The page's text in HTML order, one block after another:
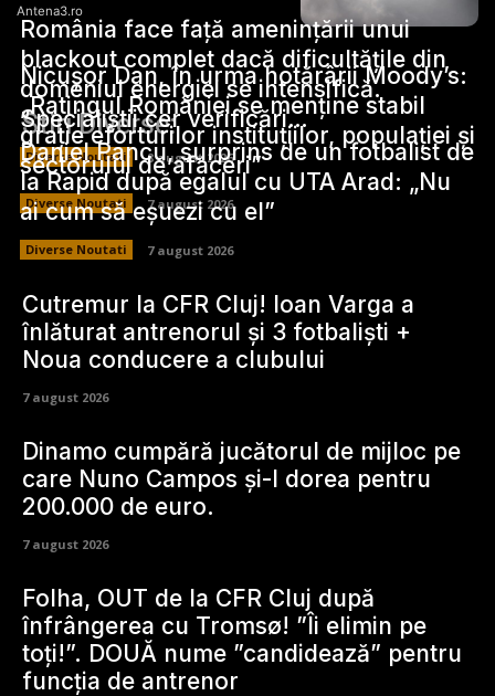
Antena3.ro
Stiri Diverse:
România face față amenințării unui
blackout complet dacă dificultățile din
domeniul energiei se intensifică.
Specialiștii cer verificări…
Diverse Noutati 8 august 2026
Nicușor Dan, în urma hotărârii Moody’s:
„Ratingul României se menține stabil
grație eforturilor instituțiilor, populației și
sectorului de afaceri”
Diverse Noutati 7 august 2026
Daniel Pancu, surprins de un fotbalist de
la Rapid după egalul cu UTA Arad: „Nu
ai cum să eșuezi cu el”
Diverse Noutati 7 august 2026
Cutremur la CFR Cluj! Ioan Varga a
înlăturat antrenorul și 3 fotbaliști +
Noua conducere a clubului
7 august 2026
Dinamo cumpără jucătorul de mijloc pe
care Nuno Campos și-l dorea pentru
200.000 de euro.
7 august 2026
Folha, OUT de la CFR Cluj după
înfrângerea cu Tromsø! ”Îi elimin pe
toți!”. DOUĂ nume ”candidează” pentru
funcția de antrenor